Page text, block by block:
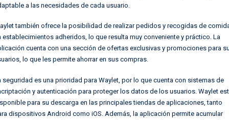
a las necesidades de cada usuario.
también ofrece la posibilidad de realizar pedidos y recogidas de
establecimientos adheridos, lo que resulta muy conveniente y práctico. La
cuenta con una sección de ofertas exclusivas y promociones para
lo que les permite ahorrar en sus compras.
seguridad es una prioridad para Waylet, por lo que cuenta con sistemas de
y autenticación para proteger los datos de los usuarios. Waylet
para su descarga en las principales tiendas de aplicaciones, tanto
dispositivos Android como iOS. Además, la aplicación permite acumular